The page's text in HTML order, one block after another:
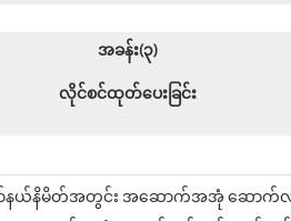
အခန်း(၃)
လိုင်စင်ထုတ်ပေးခြင်း
နယ်နိမိတ်အတွင်း အဆောက်အအုံ ဆောက်လု